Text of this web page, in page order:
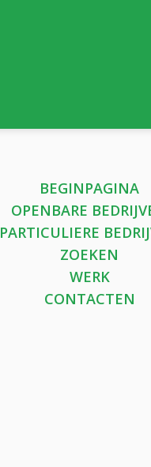
BEGINPAGINA
OPENBARE
PARTICULIERE
ZOEKEN
WERK
CONTACTEN